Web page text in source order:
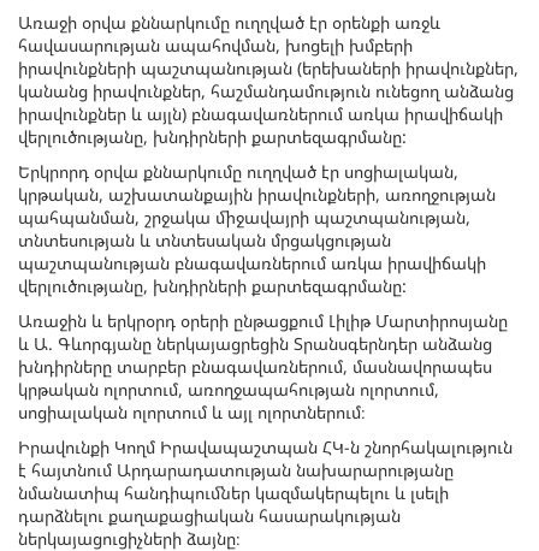
Առաջի օրվա քննարկումը ուղղված էր օրենքի առջև
հավասարության ապահովման, խոցելի խմբերի
իրավունքների պաշտպանության (երեխաների իրավունքներ,
կանանց իրավունքներ, հաշմանդամություն ունեցող անձանց
իրավունքներ և այլն) բնագավառներում առկա իրավիճակի
վերլուծությանը, խնդիրների քարտեզագրմանը:
Երկրորդ օրվա քննարկումը ուղղված էր սոցիալական,
կրթական, աշխատանքային իրավունքների, առողջության
պահպանման, շրջակա միջավայրի պաշտպանության,
տնտեսության և տնտեսական մրցակցության
պաշտպանության բնագավառներում առկա իրավիճակի
վերլուծությանը, խնդիրների քարտեզագրմանը:
Առաջին և երկրօրդ օրերի ընթացքում Լիլիթ Մարտիրոսյանը
և Ա. Գևորգյանը ներկայացրեցին Տրանսգերնդեր անձանց
խնդիրները տարբեր բնագավառներում, մասնավորապես
կրթական ոլորտում, առողջապահության ոլորտում,
սոցիալական ոլորտում և այլ ոլորտներում։
Իրավունքի Կողմ Իրավապաշտպան ՀԿ-ն շնորհակալություն
է հայտնում Արդարադատության նախարարությանը
նմանատիպ հանդիպումներ կազմակերպելու և լսելի
դարձնելու քաղաքացիական հասարակության
ներկայացուցիչների ձայնը։